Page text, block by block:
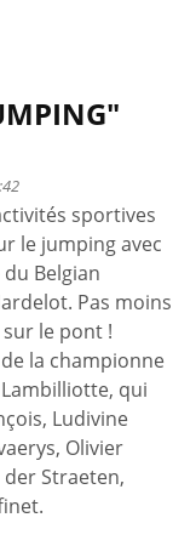
sportives
le jumping avec
Belgian
Pas moins
le pont !
la championne
qui
Ludivine
Olivier
Straeten,